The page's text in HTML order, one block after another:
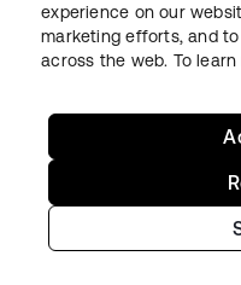
RechtDatenschutzrichtlinie
Copyright © 2026 Okta. Alle
experience on our
marketing efforts, and
across the web. To